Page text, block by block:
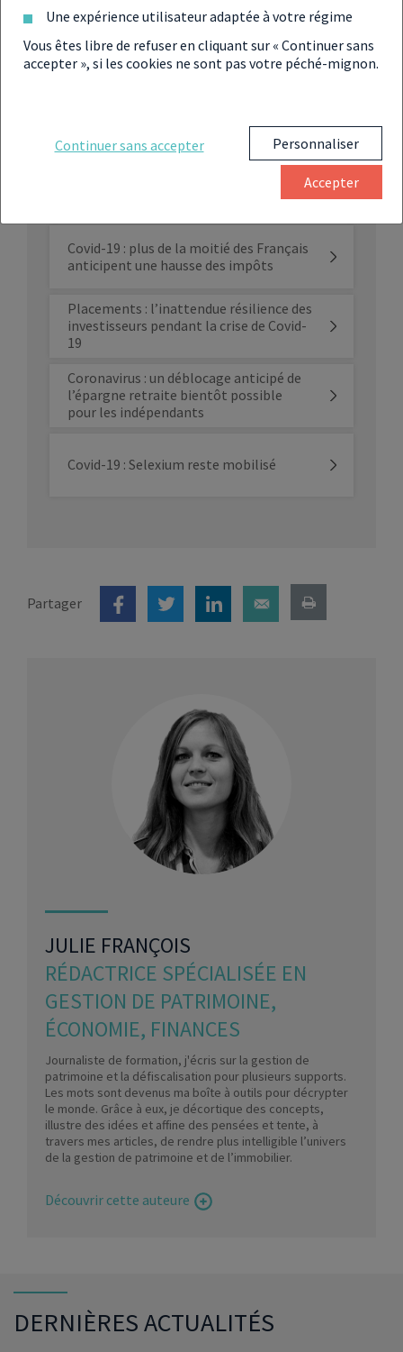
Covid-19 : les mesures pour sauver
l’économie
Covid-19 : les Français veulent protéger
Covid-19 : plus de la moitié des Français
anticipent une hausse des impôts
Placements : l’inattendue résilience des
investisseurs pendant la crise de Covid-
19
Coronavirus : un déblocage anticipé de
l’épargne retraite bientôt possible
pour les indépendants
Covid-19 : Selexium reste mobilisé
Partager
JULIE FRANÇOIS
RÉDACTRICE SPÉCIALISÉE EN
GESTION DE PATRIMOINE,
ÉCONOMIE, FINANCES
Journaliste de formation, j'écris sur la gestion de
patrimoine et la défiscalisation pour plusieurs supports.
Les mots sont devenus ma boîte à outils pour décrypter
le monde. Grâce à eux, je décortique des concepts,
illustre des idées et affine des pensées et tente, à
travers mes articles, de rendre plus intelligible l’univers
de la gestion de patrimoine et de l’immobilier.
Découvrir cette auteure
DERNIÈRES ACTUALITÉS
Une expérience utilisateur adaptée à votre régime
Vous êtes libre de refuser en cliquant sur « Continuer sans
accepter », si les cookies ne sont pas votre péché-mignon.
Continuer sans accepter Personnaliser
Accepter